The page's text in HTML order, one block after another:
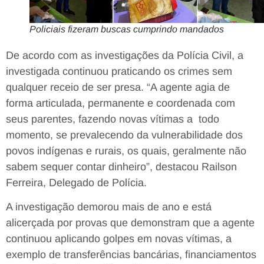
Policiais fizeram buscas cumprindo mandados
De acordo com as investigações da Polícia Civil, a
investigada continuou praticando os crimes sem
qualquer receio de ser presa. “A agente agia de
forma articulada, permanente e coordenada com
seus parentes, fazendo novas vítimas a todo
momento, se prevalecendo da vulnerabilidade dos
povos indígenas e rurais, os quais, geralmente não
sabem sequer contar dinheiro”, destacou Railson
Ferreira, Delegado de Polícia.
A investigação demorou mais de ano e está
alicerçada por provas que demonstram que a agente
continuou aplicando golpes em novas vítimas, a
exemplo de transferências bancárias, financiamentos